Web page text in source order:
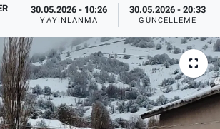
30.05.2026 - 10:26
YAYINLANMA
30.05.2026 - 20:33
GÜNCELLEME